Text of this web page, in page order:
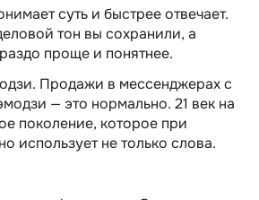
суть и быстрее отвечает.
тон вы сохранили, а
проще и понятнее.
Продажи в мессенджерах с
— это нормально. 21 век на
поколение, которое при
использует не только слова.